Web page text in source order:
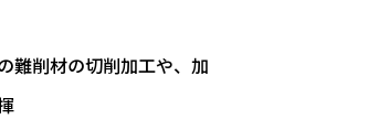
難削材の切削加工や、加